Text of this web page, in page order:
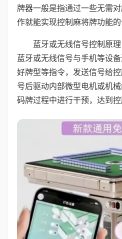
牌器一般是指通过一些无需
作就能实现控制麻将牌功能的
蓝牙或无线信号控制原
蓝牙或无线信号与手机等设
好牌型等指令，发送信号给
号后驱动内部微型电机或机械
码牌过程中进行干预，达到控